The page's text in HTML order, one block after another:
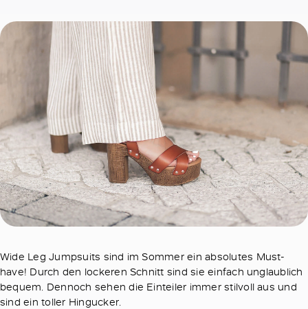
Wide Leg Jumpsuits sind im Sommer ein absolutes Must-
have! Durch den lockeren Schnitt sind sie einfach unglaublich
bequem. Dennoch sehen die Einteiler immer stilvoll aus und
sind ein toller Hingucker.